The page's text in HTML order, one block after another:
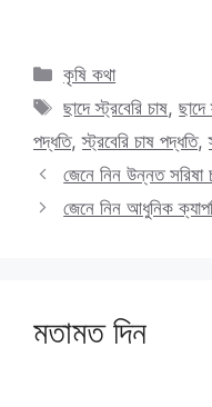
Categories
কৃষি কথা
Tags
ছাদে স্ট্রবেরি চাষ,ছাদে
পদ্ধতি,স্ট্রবেরি চাষ পদ্ধতি,
জেনে নিন উন্নত সরিষা
জেনে নিন আধুনিক
মতামত দিন